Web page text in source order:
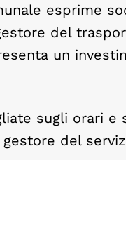
esprime
del
un
sugli orari
del